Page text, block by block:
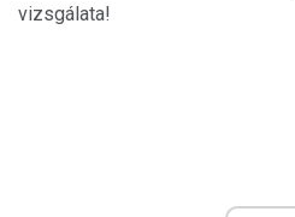
vizsgálata!